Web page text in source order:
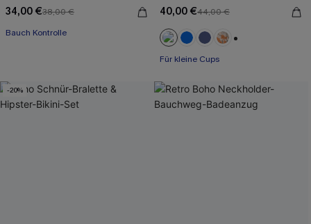
34,00 €38,00 €
Bauch Kontrolle
40,00 €44,00 €
Für kleine Cups
-20%